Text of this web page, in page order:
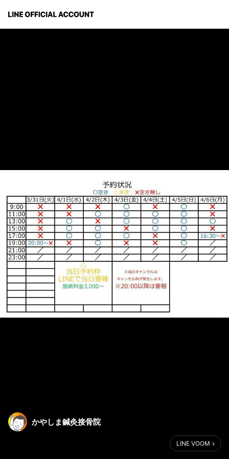
かやしま鍼灸接骨院
LINE VOOM